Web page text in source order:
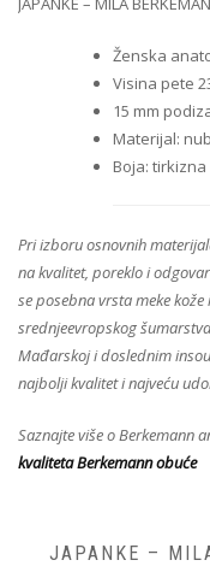
Ženska
Visina pete
15 mm
Materijal:
Boja: tirkizna
Pri izboru osnovnih
na kvalitet, poreklo i
se posebna vrsta meke
srednjeevropskog
Mađarskoj i doslednim
najbolji kvalitet i najveću
Saznajte više o Berkemann
kvaliteta Berkemann obuće
JAPANKE –